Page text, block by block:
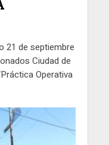
21 de septiembre
Ciudad de
Operativa